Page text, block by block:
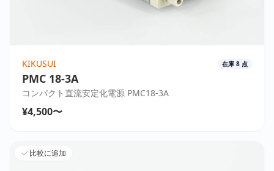
KIKUSUI 在庫 8 点
PMC 18-3A
コンパクト直流安定化電源 PMC18-3A
¥4,500〜
比較に追加